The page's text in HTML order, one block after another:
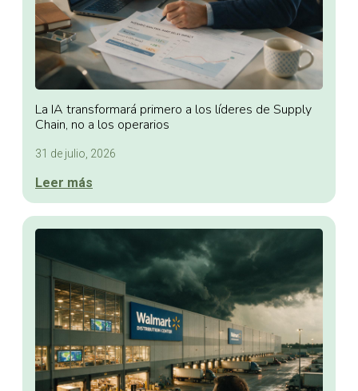
La IA transformará primero a los líderes de Supply
Chain, no a los operarios
31 de julio, 2026
Leer más